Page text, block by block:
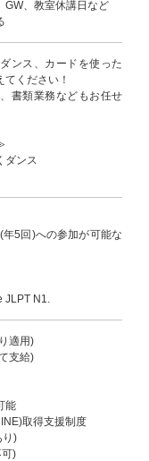
GW、教室休講日など
ンス、カードを使った
ください！
書類業務などもお任せ
ダンス
5回)への参加が可能な
JLPT N1.
適用)
支給)
能
取得支援制度
り)
)